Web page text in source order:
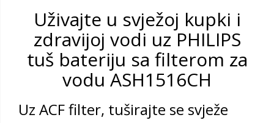
Uživajte u svježoj kupki i
zdravijoj vodi uz PHILIPS
tuš bateriju sa filterom za
vodu ASH1516CH
Uz ACF filter, tuširajte se svježe